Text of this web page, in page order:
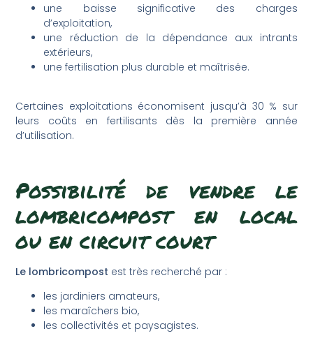
une baisse significative des charges
d’exploitation,
une réduction de la dépendance aux intrants
extérieurs,
une fertilisation plus durable et maîtrisée.
Certaines exploitations économisent jusqu’à 30 % sur
leurs coûts en fertilisants dès la première année
d’utilisation.
Possibilité de vendre le
lombricompost en local
ou en circuit court
Le lombricompost est très recherché par :
les jardiniers amateurs,
les maraîchers bio,
les collectivités et paysagistes.